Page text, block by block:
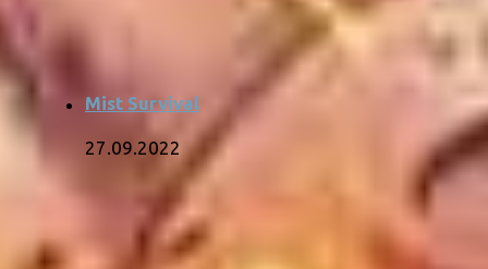
Mist Survival
27.09.2022